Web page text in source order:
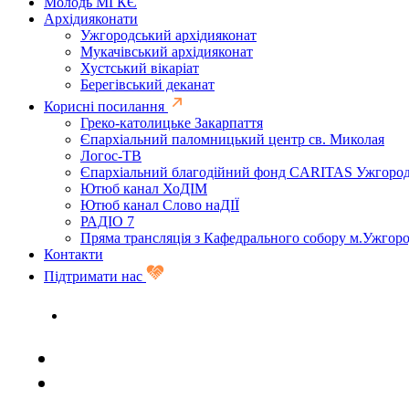
Архідияконати
Ужгородський архідияконат
Мукачівський архідияконат
Хустський вікаріат
Берегівський деканат
Корисні посилання
Греко-католицьке Закарпаття
Єпархіальний паломницький центр св. Миколая
Логос-ТВ
Єпархіальний благодійний фонд CARITAS
Ютюб канал ХоДІМ
Ютюб канал Слово наДІЇ
РАДІО 7
Пряма трансляція з Кафедрального собору
Контакти
Підтримати нас